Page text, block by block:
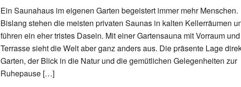
Ein Saunahaus im eigenen Garten begeistert immer mehr Menschen.
Bislang stehen die meisten privaten Saunas in kalten Kellerräumen
führen ein eher tristes Dasein. Mit einer Gartensauna mit Vorraum und
Terrasse sieht die Welt aber ganz anders aus. Die präsente Lage
Garten, der Blick in die Natur und die gemütlichen Gelegenheiten zur
Ruhepause […]